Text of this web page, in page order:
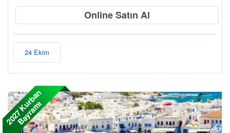
Online Satın Al
24 Ekim
2
0
2
7
K
u
r
b
a
n
B
a
y
r
a
m
ı